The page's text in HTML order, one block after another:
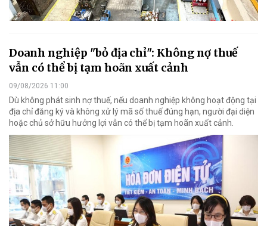
Doanh nghiệp "bỏ địa chỉ": Không nợ thuế
vẫn có thể bị tạm hoãn xuất cảnh
09/08/2026 11:00
Dù không phát sinh nợ thuế, nếu doanh nghiệp không hoạt động tại
địa chỉ đăng ký và không xử lý mã số thuế đúng hạn, người đại diện
hoặc chủ sở hữu hưởng lợi vẫn có thể bị tạm hoãn xuất cảnh.